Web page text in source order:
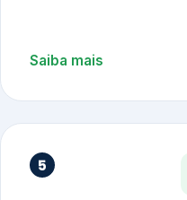
Saiba mais
5